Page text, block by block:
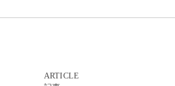
ARTICLE